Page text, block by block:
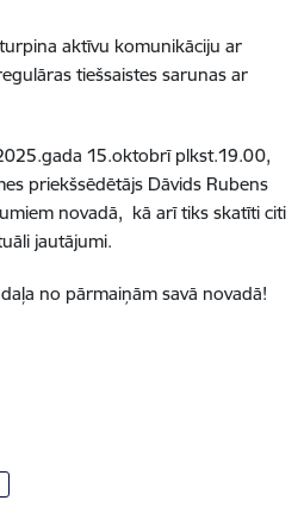
aktīvu komunikāciju ar
tiešsaistes sarunas ar
15.oktobrī plkst.19.00,
priekšsēdētājs Dāvids Rubens
novadā, kā arī tiks skatīti citi
jautājumi.
no pārmaiņām savā novadā!